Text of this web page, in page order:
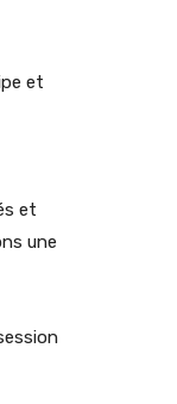
et
et
une